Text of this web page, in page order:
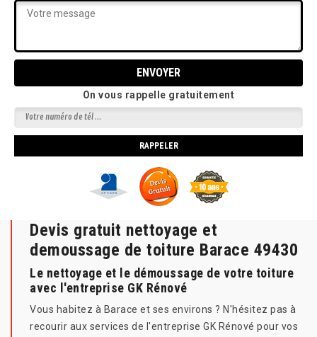
On vous rappelle gratuitement
Devis gratuit nettoyage et
demoussage de toiture Barace 49430
Le nettoyage et le démoussage de votre toiture
avec l'entreprise GK Rénové
Vous habitez à Barace et ses environs ? N'hésitez pas à
recourir aux services de l'entreprise GK Rénové pour vos